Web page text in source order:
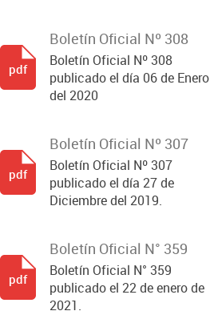
Boletín Oficial Nº 308
Boletín Oficial Nº 308
publicado el día 06 de Enero
del 2020
pdf
Boletín Oficial Nº 307
Boletín Oficial Nº 307
publicado el día 27 de
Diciembre del 2019.
pdf
Boletín Oficial N° 359
Boletín Oficial N° 359
publicado el 22 de enero de
2021.
pdf